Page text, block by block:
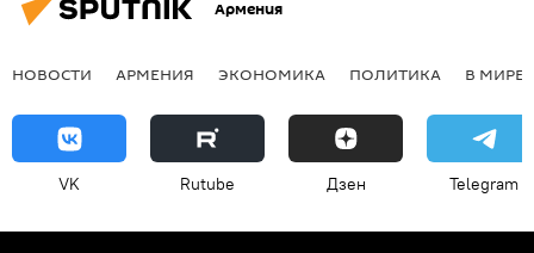
Армения
НОВОСТИ АРМЕНИЯ ЭКОНОМИКА ПОЛИТИКА В МИРЕ
VK Rutube Дзен Telegram